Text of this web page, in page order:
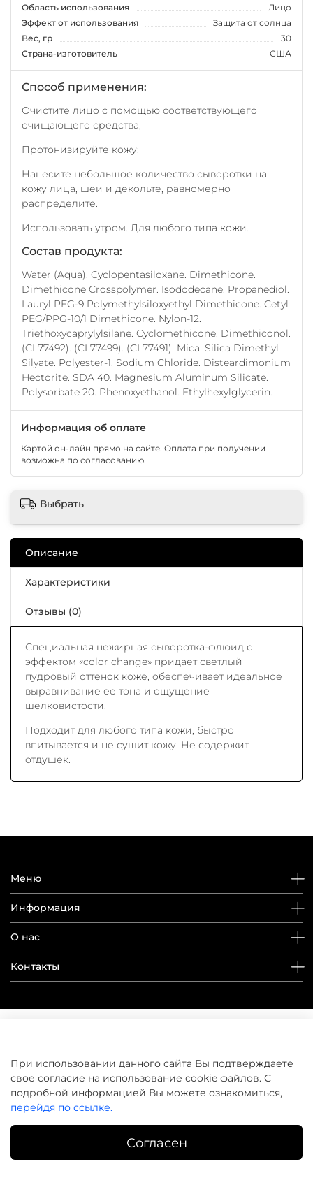
Область использования
Лицо
Эффект от использования
Защита от солнца
Вес, гр
30
Страна-изготовитель
США
Способ применения:
Очистите лицо с помощью соответствующего
очищающего средства;
Протонизируйте кожу;
Нанесите небольшое количество сыворотки на
кожу лица, шеи и декольте, равномерно
распределите.
Использовать утром. Для любого типа кожи.
Состав продукта:
Water (Aqua). Cyclopentasiloxane. Dimethicone.
Dimethicone Crosspolymer. Isododecane. Propanediol.
Lauryl PEG-9 Polymethylsiloxyethyl Dimethicone. Cetyl
PEG/PPG-10/1 Dimethicone. Nylon-12.
Triethoxycaprylylsilane. Cyclomethicone. Dimethiconol.
(CI 77492). (CI 77499). (CI 77491). Mica. Silica Dimethyl
Silyate. Polyester-1. Sodium Chloride. Disteardimonium
Hectorite. SDA 40. Magnesium Aluminum Silicate.
Polysorbate 20. Phenoxyethanol. Ethylhexylglycerin.
Информация об оплате
Картой он-лайн прямо на сайте. Оплата при получении
возможна по согласованию.
Выбрать
Описание
Характеристики
Отзывы (0)
Специальная нежирная сыворотка-флюид с
эффектом «color change» придает светлый
пудровый оттенок коже, обеспечивает идеальное
выравнивание ее тона и ощущение
шелковистости.
Подходит для любого типа кожи, быстро
впитывается и не сушит кожу. Не содержит
отдушек.
Меню
Информация
О нас
Контакты
©домашнийуход.рф2019-2026
При использовании данного сайта Вы подтверждаете
свое согласие на использование cookie файлов. С
подробной информацией Вы можете ознакомиться,
перейдя по ссылке.
Согласен